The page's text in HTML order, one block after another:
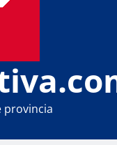
provincia